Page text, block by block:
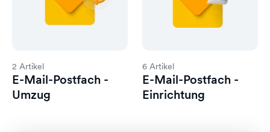
2 Artikel
E-Mail-Postfach -
Umzug
6 Artikel
E-Mail-Postfach -
Einrichtung